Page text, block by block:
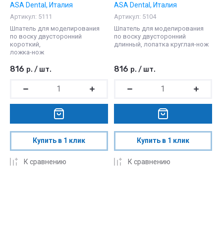
ASA Dental, Италия
Артикул: 5111
Шпатель для моделирования
по воску двусторонний
короткий,
ложка-нож
816 р. / шт.
Купить в 1 клик
К сравнению
ASA Dental, Италия
Артикул: 5104
Шпатель для моделирования
по воску двусторонний
длинный, лопатка круглая-нож
816 р. / шт.
Купить в 1 клик
К сравнению